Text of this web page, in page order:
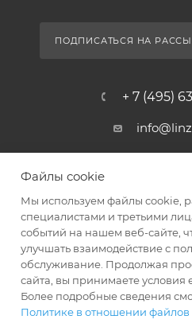
ПОДПИСАТЬСЯ НА
+ 7 (495)
Файлы cookie
Мы используем файлы cookie,
специалистами и третьими
событий на нашем веб-сайте,
улучшать взаимодействие с
обслуживание. Продолжая
сайта, вы принимаете условия
Более подробные сведения
Политике в отношении файлов